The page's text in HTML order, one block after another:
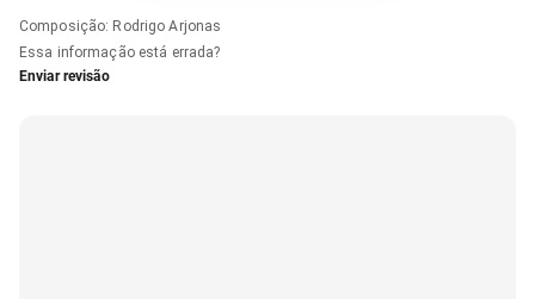
Composição: Rodrigo Arjonas
Essa informação está errada?
Enviar revisão